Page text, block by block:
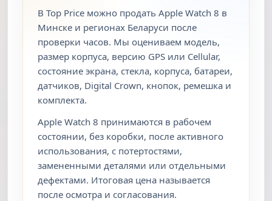
В Top Price можно продать Apple Watch 8 в
Минске и регионах Беларуси после
проверки часов. Мы оцениваем модель,
размер корпуса, версию GPS или Cellular,
состояние экрана, стекла, корпуса, батареи,
датчиков, Digital Crown, кнопок, ремешка и
комплекта.
Apple Watch 8 принимаются в рабочем
состоянии, без коробки, после активного
использования, с потертостями,
замененными деталями или отдельными
дефектами. Итоговая цена называется
после осмотра и согласования.